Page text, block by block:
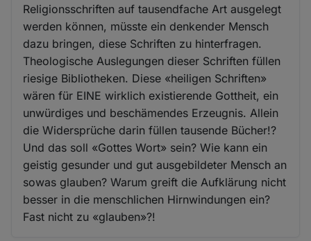
Religionsschriften auf tausendfache Art ausgelegt
werden können, müsste ein denkender Mensch
dazu bringen, diese Schriften zu hinterfragen.
Theologische Auslegungen dieser Schriften füllen
riesige Bibliotheken. Diese «heiligen Schriften»
wären für EINE wirklich existierende Gottheit, ein
unwürdiges und beschämendes Erzeugnis. Allein
die Widersprüche darin füllen tausende Bücher!?
Und das soll «Gottes Wort» sein? Wie kann ein
geistig gesunder und gut ausgebildeter Mensch an
sowas glauben? Warum greift die Aufklärung nicht
besser in die menschlichen Hirnwindungen ein?
Fast nicht zu «glauben»?!